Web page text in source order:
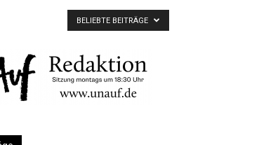
BELIEBTE BEITRÄGE